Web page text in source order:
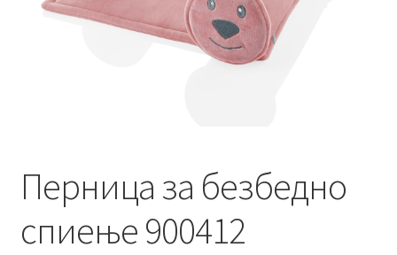
Услови за користење
Перница за безбедно
спиење 900412